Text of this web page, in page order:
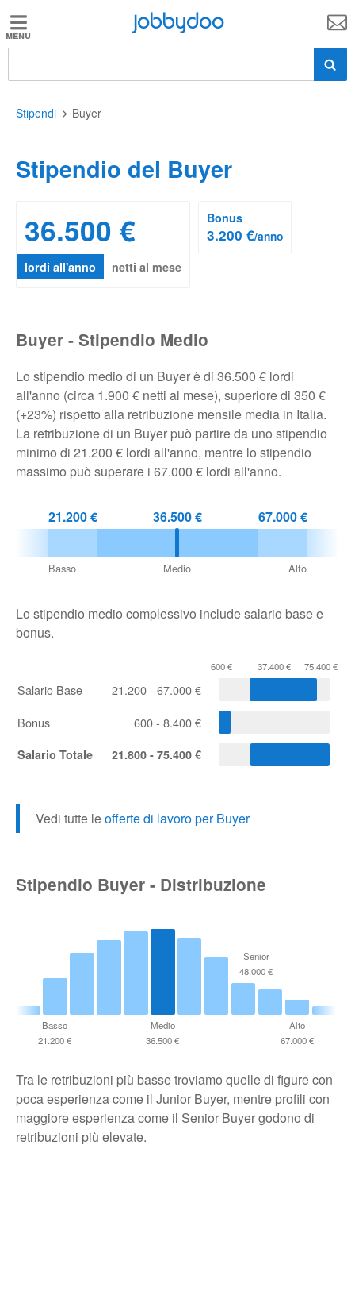
Jobbydoo
lavoro
Stipendi
Elenco
professioni
Pubblica
Offerte
Area
Aziende
Jobbydoo
Stipendi Buyer
Stipendio del Buyer
36.500 €
lordi all'anno netti al mese
Bonus
3.200 €/anno
Buyer - Stipendio Medio
Lo stipendio medio di un Buyer è di 36.500 € lordi
all'anno (circa 1.900 € netti al mese), superiore di 350 €
(+23%) rispetto alla retribuzione mensile media in Italia.
La retribuzione di un Buyer può partire da uno stipendio
minimo di 21.200 € lordi all'anno, mentre lo stipendio
massimo può superare i 67.000 € lordi all'anno.
21.200 €
Basso
36.500 €
Medio
67.000 €
Alto
Lo stipendio medio complessivo include salario base e
bonus.
600 € 37.400 € 75.400 €
Salario Base
21.200 - 67.000 €
Bonus
600 - 8.400 €
Salario Totale 21.800 - 75.400 €
Vedi tutte leofferte di lavoro per Buyer
Stipendio Buyer - Distribuzione
Basso
21.200 €
Medio
36.500 €
Senior
48.000 €
Alto
67.000 €
Tra le retribuzioni più basse troviamo quelle di figure con
poca esperienza come il Junior Buyer, mentre profili con
maggiore esperienza come il Senior Buyer godono di
retribuzioni più elevate.